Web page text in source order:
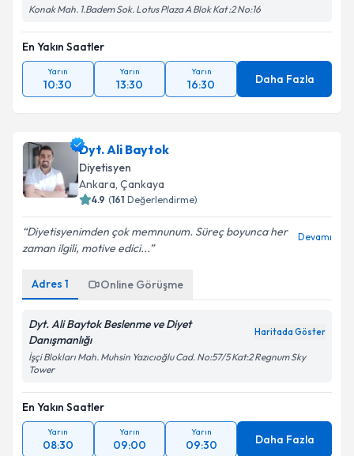
Konak Mah. 1.Badem Sok. Lotus Plaza A Blok Kat :2 No:16
En Yakın Saatler
Yarın
10:30
Yarın
13:30
Yarın
16:30 Daha Fazla
Dyt. Ali Baytok
Diyetisyen
Ankara, Çankaya
4.9 (161 Değerlendirme)
Diyetisyenimden çok memnunum. Süreç boyunca her
zaman ilgili, motive edici...
Devamı
Adres 1 Online Görüşme
Dyt. Ali Baytok Beslenme ve Diyet
Danışmanlığı
Haritada Göster
İşçi Blokları Mah. Muhsin Yazıcıoğlu Cad. No:57/5 Kat:2 Regnum Sky
Tower
En Yakın Saatler
Yarın
08:30
Yarın
09:00
Yarın
09:30 Daha Fazla